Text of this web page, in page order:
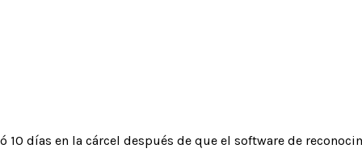
10 días en la cárcel después de que el software de
en la cárcel después de que el software de
al arresto del hombre equivocado, dice la